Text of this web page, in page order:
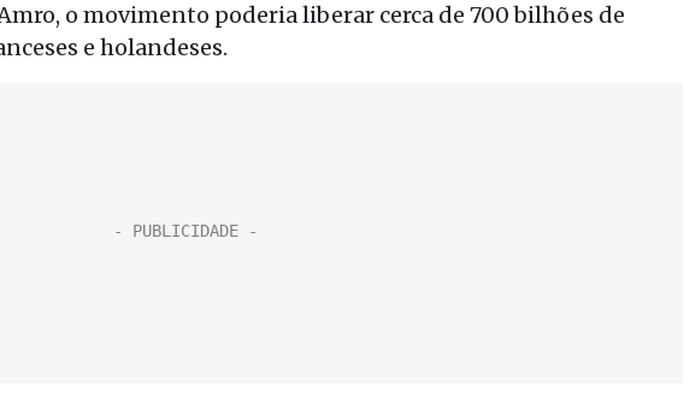
o movimento poderia liberar cerca de 700 bilhões de
e holandeses.